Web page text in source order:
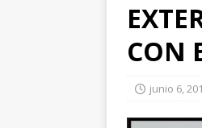
CON
junio 6,